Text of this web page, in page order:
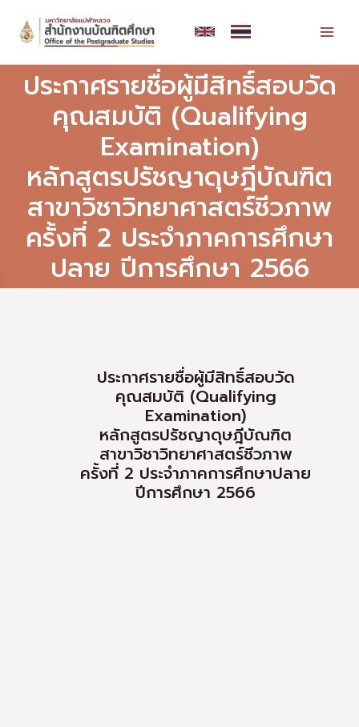
content
ประกาศรายชื่อผู้มีสิทธิ์สอบวัด
คุณสมบัติ (Qualifying
Examination)
หลักสูตรปรัชญาดุษฎีบัณฑิต
สาขาวิชาวิทยาศาสตร์ชีวภาพ
ครั้งที่ 2 ประจำภาคการศึกษา
ปลาย ปีการศึกษา 2566
ประกาศรายชื่อผู้มีสิทธิ์สอบวัด
คุณสมบัติ (Qualifying
Examination)
หลักสูตรปรัชญาดุษฎีบัณฑิต
สาขาวิชาวิทยาศาสตร์ชีวภาพ
ครั้งที่ 2 ประจำภาคการศึกษาปลาย
ปีการศึกษา 2566